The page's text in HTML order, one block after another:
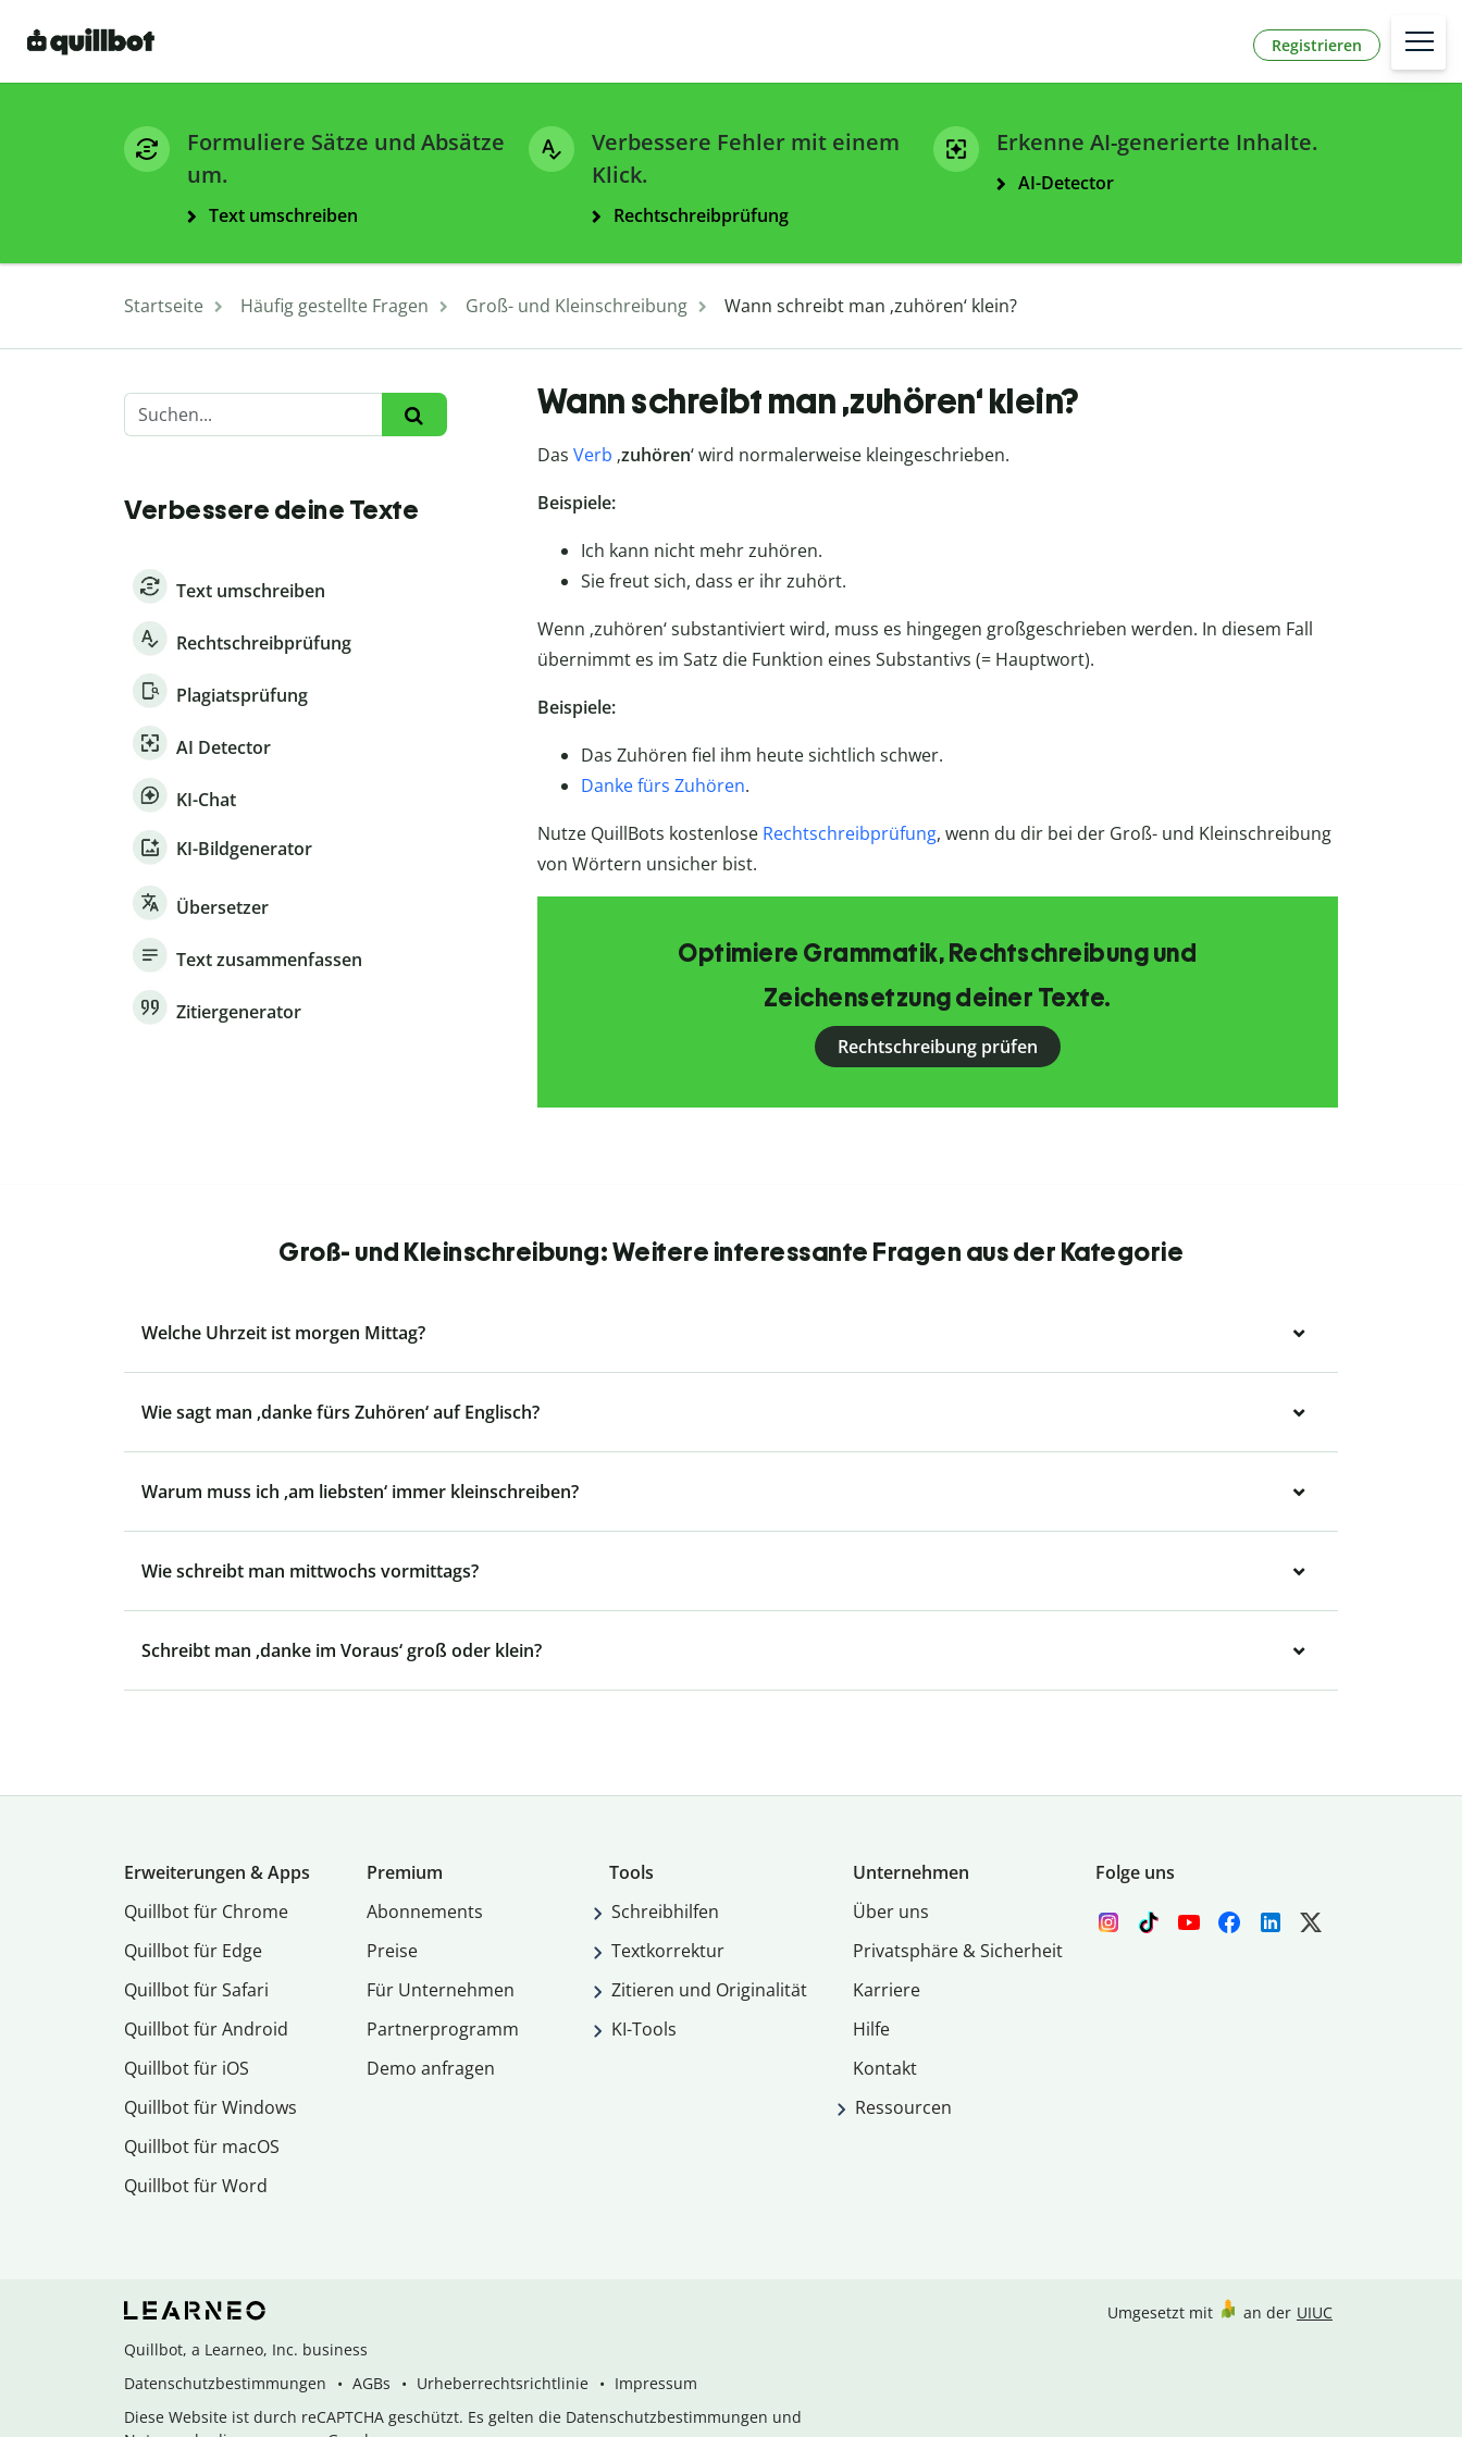
Registrieren
Formuliere Sätze und Absätze
um.
Text umschreiben
Verbessere Fehler mit einem
Klick.
Rechtschreibprüfung
Erkenne AI-generierte Inhalte.
AI-Detector
Startseite Häufig gestellte Fragen Groß- und Kleinschreibung Wann schreibt man ‚zuhören‘ klein?
Verbessere deine Texte
Text umschreiben
Rechtschreibprüfung
Plagiatsprüfung
AI Detector
KI-Chat
KI-Bildgenerator
Übersetzer
Text zusammenfassen
Zitiergenerator
Wann schreibt man ‚zuhören‘ klein?
Das Verb ‚zuhören‘ wird normalerweise kleingeschrieben.
Beispiele:
Ich kann nicht mehr zuhören.
Sie freut sich, dass er ihr zuhört.
Wenn ‚zuhören‘ substantiviert wird, muss es hingegen großgeschrieben werden. In diesem Fall
übernimmt es im Satz die Funktion eines Substantivs (= Hauptwort).
Beispiele:
Das Zuhören fiel ihm heute sichtlich schwer.
Danke fürs Zuhören.
Nutze QuillBots kostenlose Rechtschreibprüfung, wenn du dir bei der Groß- und Kleinschreibung
von Wörtern unsicher bist.
Optimiere Grammatik, Rechtschreibung und
Zeichensetzung deiner Texte.
Rechtschreibung prüfen
Groß- und Kleinschreibung: Weitere interessante Fragen aus der Kategorie
Welche Uhrzeit ist morgen Mittag?
Wie sagt man ‚danke fürs Zuhören‘ auf Englisch?
Warum muss ich ‚am liebsten‘ immer kleinschreiben?
Wie schreibt man mittwochs vormittags?
Schreibt man ‚danke im Voraus‘ groß oder klein?
Erweiterungen & Apps
Quillbot für Chrome
Quillbot für Edge
Quillbot für Safari
Quillbot für Android
Quillbot für iOS
Quillbot für Windows
Quillbot für macOS
Quillbot für Word
Premium
Abon­ne­ments
Preise
Für Unternehmen
Partnerprogramm
Demo anfragen
Tools
Schreibhilfen
Textkorrektur
Zitieren und Originalität
KI-Tools
Unternehmen
Über uns
Privatsphäre & Sicherheit
Karriere
Hilfe
Kontakt
Ressourcen
Folge uns
Quillbot, a Learneo, Inc. business
Datenschutzbestimmungen
AGBs Urheberrechtsrichtlinie
Impressum
Diese Website ist durch reCAPTCHA geschützt. Es gelten die Datenschutzbestimmungen und
Umgesetzt mit an der UIUC